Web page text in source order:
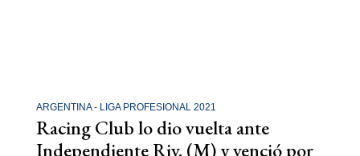
ARGENTINA - LIGA PROFESIONAL 2021
Racing Club lo dio vuelta ante
Independiente Riv. (M) y venció por